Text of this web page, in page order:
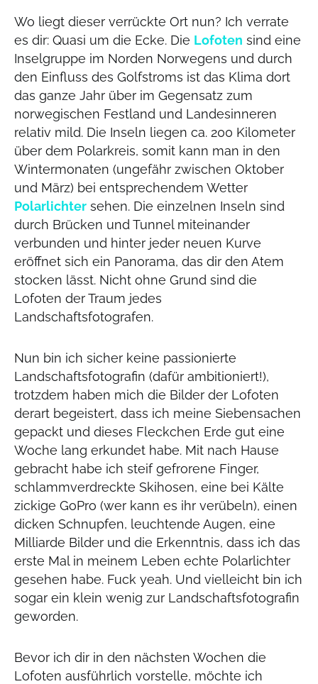
Wo liegt dieser verrückte Ort nun? Ich verrate
es dir: Quasi um die Ecke. Die Lofoten sind eine
Inselgruppe im Norden Norwegens und durch
den Einfluss des Golfstroms ist das Klima dort
das ganze Jahr über im Gegensatz zum
norwegischen Festland und Landesinneren
relativ mild. Die Inseln liegen ca. 200 Kilometer
über dem Polarkreis, somit kann man in den
Wintermonaten (ungefähr zwischen Oktober
und März) bei entsprechendem Wetter
Polarlichter sehen. Die einzelnen Inseln sind
durch Brücken und Tunnel miteinander
verbunden und hinter jeder neuen Kurve
eröffnet sich ein Panorama, das dir den Atem
stocken lässt. Nicht ohne Grund sind die
Lofoten der Traum jedes
Landschaftsfotografen.
Nun bin ich sicher keine passionierte
Landschaftsfotografin (dafür ambitioniert!),
trotzdem haben mich die Bilder der Lofoten
derart begeistert, dass ich meine Siebensachen
gepackt und dieses Fleckchen Erde gut eine
Woche lang erkundet habe. Mit nach Hause
gebracht habe ich steif gefrorene Finger,
schlammverdreckte Skihosen, eine bei Kälte
zickige GoPro (wer kann es ihr verübeln), einen
dicken Schnupfen, leuchtende Augen, eine
Milliarde Bilder und die Erkenntnis, dass ich das
erste Mal in meinem Leben echte Polarlichter
gesehen habe. Fuck yeah. Und vielleicht bin ich
sogar ein klein wenig zur Landschaftsfotografin
geworden.
Bevor ich dir in den nächsten Wochen die
Lofoten ausführlich vorstelle, möchte ich